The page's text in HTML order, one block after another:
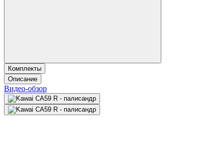
Комплекты
Описание
Видео-обзор